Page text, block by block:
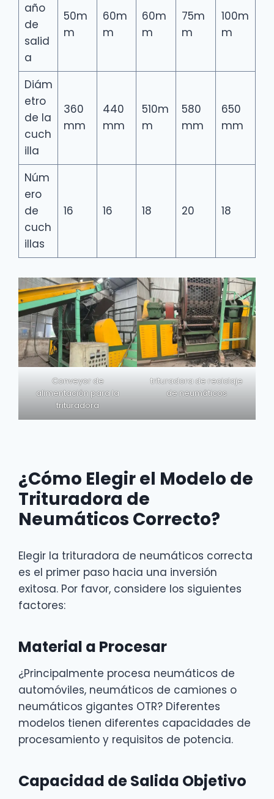
año
de
salid
a
50m
m
60m
m
60m
m
75m
m
100m
m
Diám
etro
de la
cuch
illa
360
mm
440
mm
510m
m
580
mm
650
mm
Núm
ero
de
cuch
illas
16 16 18 20 18
Conveyor de
alimentación para la
trituradora
trituradora de reciclaje
de neumáticos
¿Cómo Elegir el Modelo de
Trituradora de
Neumáticos Correcto?
Elegir la trituradora de neumáticos correcta
es el primer paso hacia una inversión
exitosa. Por favor, considere los siguientes
factores:
Material a Procesar
¿Principalmente procesa neumáticos de
automóviles, neumáticos de camiones o
neumáticos gigantes OTR? Diferentes
modelos tienen diferentes capacidades de
procesamiento y requisitos de potencia.
Capacidad de Salida Objetivo